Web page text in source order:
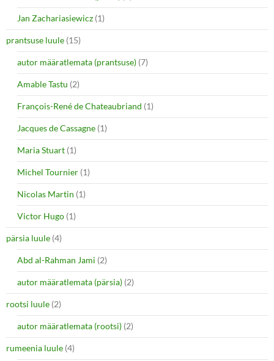
Jan Zachariasiewicz (1)
prantsuse luule (15)
autor määratlemata (prantsuse) (7)
Amable Tastu (2)
François-René de Chateaubriand (1)
Jacques de Cassagne (1)
Maria Stuart (1)
Michel Tournier (1)
Nicolas Martin (1)
Victor Hugo (1)
pärsia luule (4)
Abd al-Rahman Jami (2)
autor määratlemata (pärsia) (2)
rootsi luule (2)
autor määratlemata (rootsi) (2)
rumeenia luule (4)